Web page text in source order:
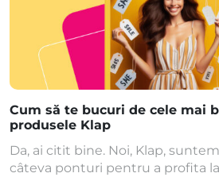
Cum să te bucuri de cele mai
produsele Klap
Da, ai citit bine. Noi, Klap,
câteva ponturi pentru a profita